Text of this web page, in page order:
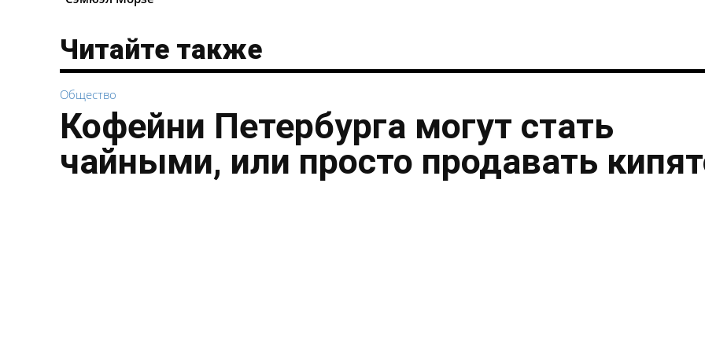
Читайте также
Общество
Кофейни Петербурга могут стать
чайными, или просто продавать